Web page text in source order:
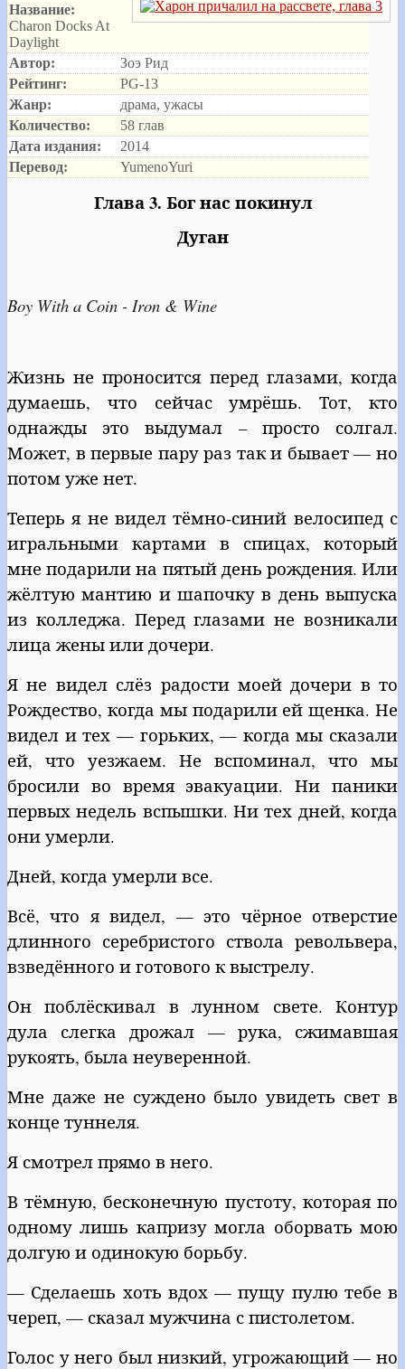
Название:
Charon Docks At
Daylight
Автор:
Зоэ Рид
Рейтинг:
PG-13
Жанр:
драма, ужасы
Количество:
58 глав
Дата издания:
2014
Перевод:
YumenoYuri
Глава 3. Бог нас покинул
Дуган
Boy With a Coin - Iron & Wine
Жизнь не проносится перед глазами, когда
думаешь, что сейчас умрёшь. Тот, кто
однажды это выдумал – просто солгал.
Может, в первые пару раз так и бывает — но
потом уже нет.
Теперь я не видел тёмно-синий велосипед с
игральными картами в спицах, который
мне подарили на пятый день рождения. Или
жёлтую мантию и шапочку в день выпуска
из колледжа. Перед глазами не возникали
лица жены или дочери.
Я не видел слёз радости моей дочери в то
Рождество, когда мы подарили ей щенка. Не
видел и тех — горьких, — когда мы сказали
ей, что уезжаем. Не вспоминал, что мы
бросили во время эвакуации. Ни паники
первых недель вспышки. Ни тех дней, когда
они умерли.
Дней, когда умерли все.
Всё, что я видел, — это чёрное отверстие
длинного серебристого ствола револьвера,
взведённого и готового к выстрелу.
Он поблёскивал в лунном свете. Контур
дула слегка дрожал — рука, сжимавшая
рукоять, была неуверенной.
Мне даже не суждено было увидеть свет в
конце туннеля.
Я смотрел прямо в него.
В тёмную, бесконечную пустоту, которая по
одному лишь капризу могла оборвать мою
долгую и одинокую борьбу.
— Сделаешь хоть вдох — пущу пулю тебе в
череп, — сказал мужчина с пистолетом.
Голос у него был низкий, угрожающий — но